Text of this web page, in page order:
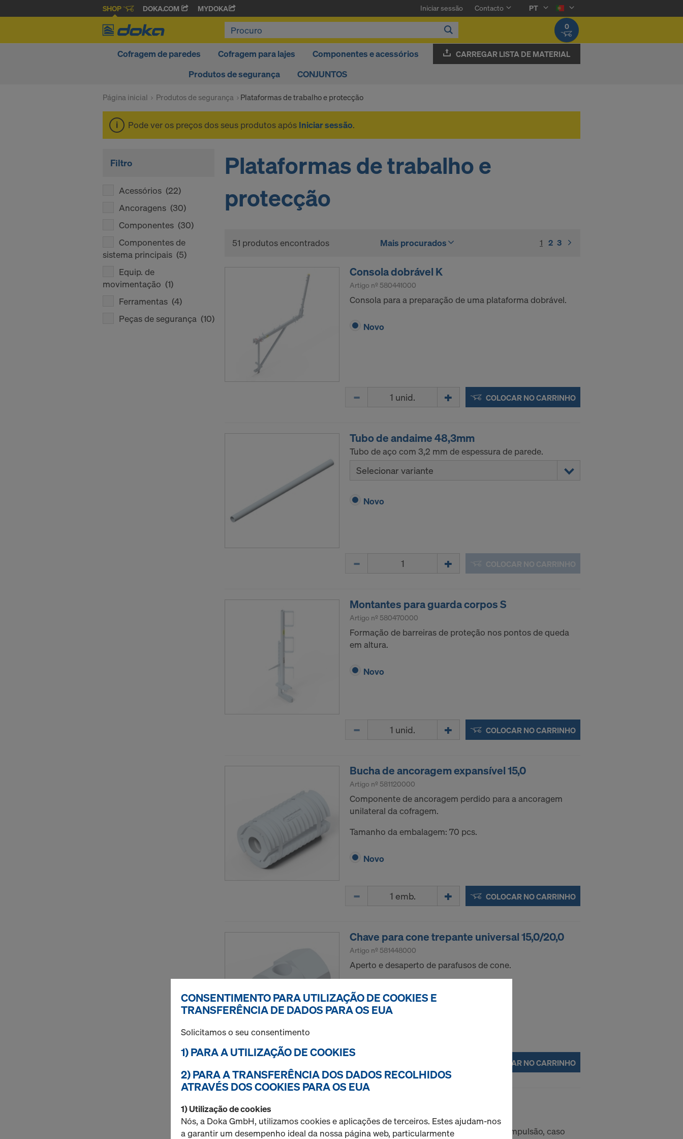
SHOP DOKA.COM MYDOKA Iniciar sessão Contacto
PT
0
Cofragem de paredes Cofragem para lajes
Componentes e acessórios
Produtos de segurança
CONJUNTOS
CARREGAR LISTA DE MATERIAL
Página inicial Produtos de segurança Plataformas de trabalho e protecção
Pode ver os preços dos seus produtos após Iniciar sessão.
Filtro
Acessórios (22)
Ancoragens (30)
Componentes (30)
Componentes de
sistema principais (5)
Equip. de
movimentação (1)
Ferramentas (4)
Peças de segurança (10)
Plataformas de trabalho e
protecção
51 produtos encontrados Mais procurados 1 (current)
2 3
Consola dobrável K
Artigo nº 580441000
Consola para a preparação de uma plataforma dobrável.
Novo
COLOCAR NO CARRINHO
Tubo de andaime 48,3mm
Tubo de aço com 3,2 mm de espessura de parede.
Selecionar variante
Novo
COLOCAR NO CARRINHO
Montantes para guarda corpos S
Artigo nº 580470000
Formação de barreiras de proteção nos pontos de queda
em altura.
Novo
COLOCAR NO CARRINHO
Bucha de ancoragem expansível 15,0
Artigo nº 581120000
Componente de ancoragem perdido para a ancoragem
unilateral da cofragem.
Tamanho da embalagem: 70 pcs.
Novo
COLOCAR NO CARRINHO
Chave para cone trepante universal 15,0/20,0
Artigo nº 581448000
Aperto e desaperto de parafusos de cone.
Novo
Quantidade COLOCAR NO CARRINHO
Artigo nº 581692000
Fixação de cones de posicionamento de impulsão, caso
CONSENTIMENTO PARA UTILIZAÇÃO DE COOKIES E
TRANSFERÊNCIA DE DADOS PARA OS EUA
Solicitamos o seu consentimento
1) PARA A UTILIZAÇÃO DE COOKIES
2) PARA A TRANSFERÊNCIA DOS DADOS RECOLHIDOS
ATRAVÉS DOS COOKIES PARA OS EUA
1) Utilização de cookies
Nós, a Doka GmbH, utilizamos cookies e aplicações de terceiros. Estes ajudam-nos
a garantir um desempenho ideal da nossa página web, particularmente